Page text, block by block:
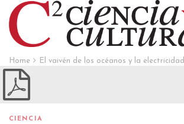
Home El vaivén de los océanos y la electricidad
CIENCIA